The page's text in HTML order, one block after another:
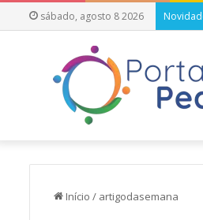
sábado, agosto 8 2026
Início / artigodasemana